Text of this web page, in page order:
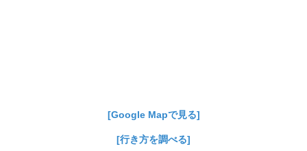
[Google Mapで見る]
[行き方を調べる]